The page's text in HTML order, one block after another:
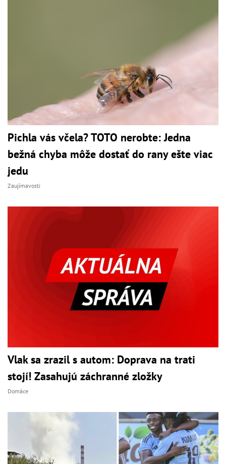
Pichla vás včela? TOTO nerobte: Jedna
bežná chyba môže dostať do rany ešte viac
jedu
Zaujímavosti
Vlak sa zrazil s autom: Doprava na trati
stojí! Zasahujú záchranné zložky
Domáce